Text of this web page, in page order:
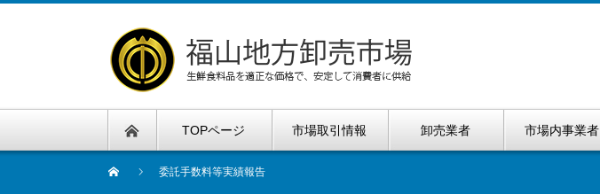
TOPページ 市場取引情報 卸売業者 市場内事業者
委託手数料等実績報告